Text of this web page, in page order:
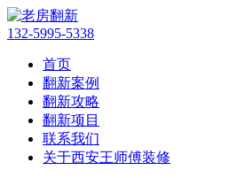
132-5995-5338
首页
翻新案例
翻新攻略
翻新项目
联系我们
关于西安王师傅装修